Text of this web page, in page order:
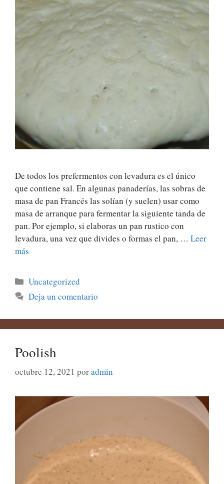
De todos los prefermentos con levadura es el único
que contiene sal. En algunas panaderías, las sobras de
masa de pan Francés las solían (y suelen) usar como
masa de arranque para fermentar la siguiente tanda de
pan. Por ejemplo, si elaboras un pan rustico con
levadura, una vez que divides o formas el pan, … Leer
más
Categorías
Uncategorized
Deja un comentario
Poolish
octubre 12, 2021 poradmin